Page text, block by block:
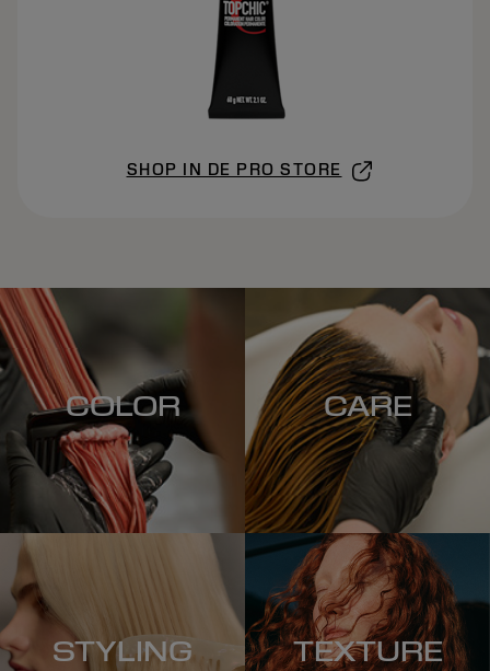
SHOP IN DE PRO STORE
COLOR CARE
STYLING TEXTURE